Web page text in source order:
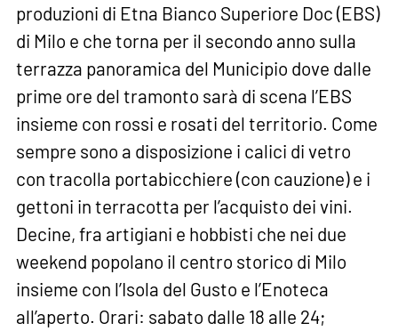
produzioni di Etna Bianco Superiore Doc (EBS)
di Milo e che torna per il secondo anno sulla
terrazza panoramica del Municipio dove dalle
prime ore del tramonto sarà di scena l’EBS
insieme con rossi e rosati del territorio. Come
sempre sono a disposizione i calici di vetro
con tracolla portabicchiere (con cauzione) e i
gettoni in terracotta per l’acquisto dei vini.
Decine, fra artigiani e hobbisti che nei due
weekend popolano il centro storico di Milo
insieme con l’Isola del Gusto e l’Enoteca
all’aperto. Orari: sabato dalle 18 alle 24;